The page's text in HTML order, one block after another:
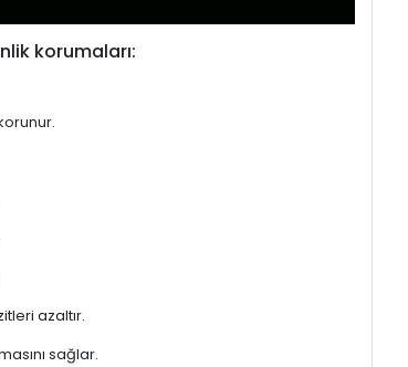
korumaları:
azaltır.
sağlar.